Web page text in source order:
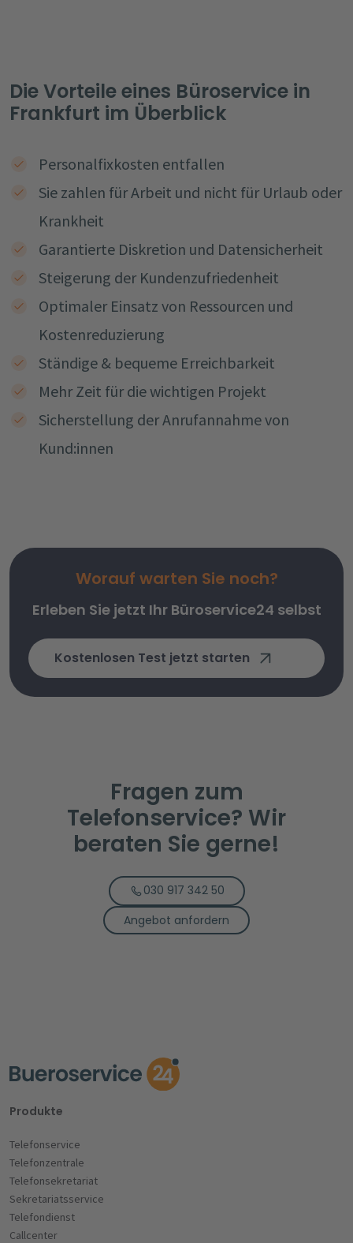
Die Vorteile eines Büroservice in
Frankfurt im Überblick
Personalfixkosten entfallen
Sie zahlen für Arbeit und nicht für Urlaub oder
Krankheit
Garantierte Diskretion und Datensicherheit
Steigerung der Kundenzufriedenheit
Optimaler Einsatz von Ressourcen und
Kostenreduzierung
Ständige & bequeme Erreichbarkeit
Mehr Zeit für die wichtigen Projekt
Sicherstellung der Anrufannahme von
Kund:innen
Worauf warten Sie noch?
Erleben Sie jetzt Ihr Büroservice24 selbst
Kostenlosen Test jetzt starten
Fragen zum
Telefonservice? Wir
beraten Sie gerne!
030 917 342 50
Angebot anfordern
Produkte
Telefonservice
Telefonzentrale
Telefonsekretariat
Sekretariatsservice
Telefondienst
Callcenter